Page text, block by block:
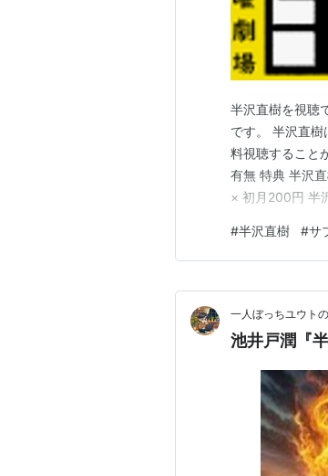
関連動画
東京中央銀行本体
半沢直樹を視聴
です。 半沢直
料視聴すること
有無 特典 半沢
× 初月200円 半
記のサブスク（
#半沢直樹 #サ
一人ぼっちユウト
池井戸潤『